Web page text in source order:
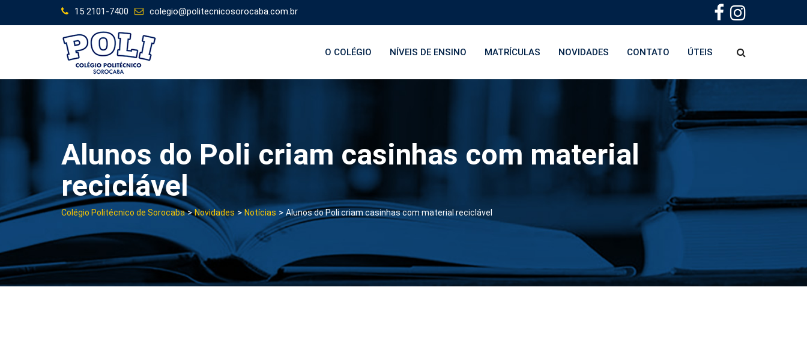
to
15 2101-7400 colegio@politecnicosorocaba.com.br
O COLÉGIO NÍVEIS DE ENSINO MATRÍCULAS NOVIDADES CONTATO ÚTEIS
Alunos do Poli criam casinhas com material
reciclável
Colégio Politécnico de Sorocaba>Novidades>Notícias > Alunos do Poli criam casinhas com material reciclável